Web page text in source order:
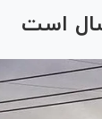
است